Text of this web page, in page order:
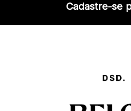
Cadastre-se